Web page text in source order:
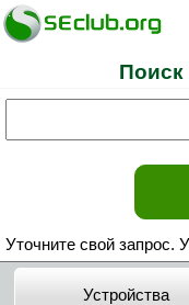
Уточните свой запрос.
Устройства